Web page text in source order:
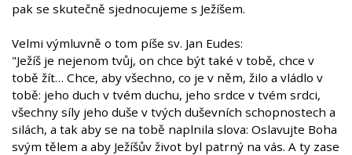
pak se skutečně sjednocujeme s Ježíšem.
Velmi výmluvně o tom píše sv. Jan Eudes:
"Ježíš je nejenom tvůj, on chce být také v tobě, chce v
tobě žít… Chce, aby všechno, co je v něm, žilo a vládlo v
tobě: jeho duch v tvém duchu, jeho srdce v tvém srdci,
všechny síly jeho duše v tvých duševních schopnostech a
silách, a tak aby se na tobě naplnila slova: Oslavujte Boha
svým tělem a aby Ježíšův život byl patrný na vás. A ty zase